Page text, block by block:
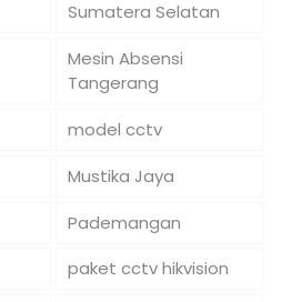
Sumatera Selatan
Mesin Absensi
Tangerang
model cctv
Mustika Jaya
Pademangan
paket cctv hikvision